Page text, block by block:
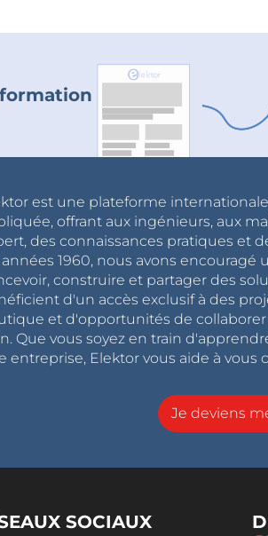
est une plateforme
offrant aux ingénieurs, aux
des connaissances pratiques et
années 1960, nous avons
construire et partager des
d'un accès exclusif à des
et d'opportunités de
Que vous soyez en train
entreprise, Elektor vous aide à vous
Je deviens
SOCIAUX